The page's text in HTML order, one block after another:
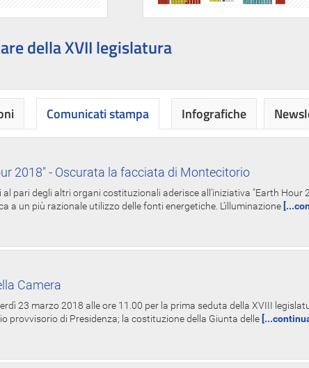
della XVII legislatura
Comunicati stampa
2018" - Oscurata la facciata di Montecitorio
pari degli altri organi costituzionali aderisce all'iniziativa "Earth Hour
a un più razionale utilizzo delle fonti energetiche. L'illuminazione
Camera
23 marzo 2018 alle ore 11.00 per la prima seduta della XVIII
provvisorio di Presidenza; la costituzione della Giunta delle
Infografiche